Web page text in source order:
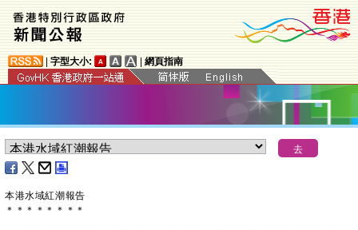
字型大小: 網頁指南
本港水域紅潮報告
＊ ＊ ＊ ＊ ＊ ＊ ＊ ＊